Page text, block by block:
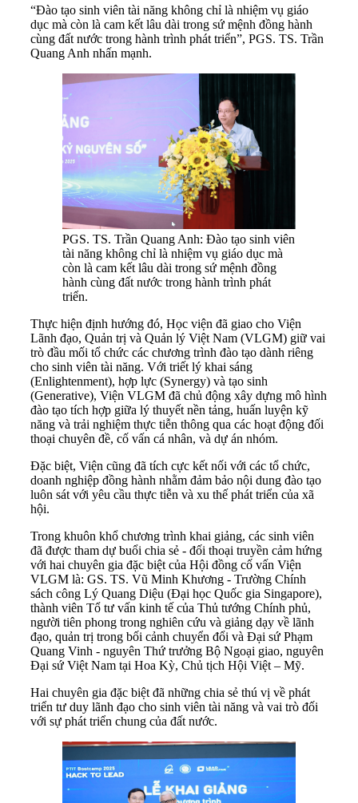
“Đào tạo sinh viên tài năng không chỉ là nhiệm vụ giáo
dục mà còn là cam kết lâu dài trong sứ mệnh đồng hành
cùng đất nước trong hành trình phát triển”, PGS. TS. Trần
Quang Anh nhấn mạnh.
PGS. TS. Trần Quang Anh: Đào tạo sinh viên
tài năng không chỉ là nhiệm vụ giáo dục mà
còn là cam kết lâu dài trong sứ mệnh đồng
hành cùng đất nước trong hành trình phát
triển.
Thực hiện định hướng đó, Học viện đã giao cho Viện
Lãnh đạo, Quản trị và Quản lý Việt Nam (VLGM) giữ vai
trò đầu mối tổ chức các chương trình đào tạo dành riêng
cho sinh viên tài năng. Với triết lý khai sáng
(Enlightenment), hợp lực (Synergy) và tạo sinh
(Generative), Viện VLGM đã chủ động xây dựng mô hình
đào tạo tích hợp giữa lý thuyết nền tảng, huấn luyện kỹ
năng và trải nghiệm thực tiễn thông qua các hoạt động đối
thoại chuyên đề, cố vấn cá nhân, và dự án nhóm.
Đặc biệt, Viện cũng đã tích cực kết nối với các tổ chức,
doanh nghiệp đồng hành nhằm đảm bảo nội dung đào tạo
luôn sát với yêu cầu thực tiễn và xu thế phát triển của xã
hội.
Trong khuôn khổ chương trình khai giảng, các sinh viên
đã được tham dự buổi chia sẻ - đối thoại truyền cảm hứng
với hai chuyên gia đặc biệt của Hội đồng cố vấn Viện
VLGM là: GS. TS. Vũ Minh Khương - Trường Chính
sách công Lý Quang Diệu (Đại học Quốc gia Singapore),
thành viên Tổ tư vấn kinh tế của Thủ tướng Chính phủ,
người tiên phong trong nghiên cứu và giảng dạy về lãnh
đạo, quản trị trong bối cảnh chuyển đổi và Đại sứ Phạm
Quang Vinh - nguyên Thứ trưởng Bộ Ngoại giao, nguyên
Đại sứ Việt Nam tại Hoa Kỳ, Chủ tịch Hội Việt – Mỹ.
Hai chuyên gia đặc biệt đã những chia sẻ thú vị về phát
triển tư duy lãnh đạo cho sinh viên tài năng và vai trò đối
với sự phát triển chung của đất nước.